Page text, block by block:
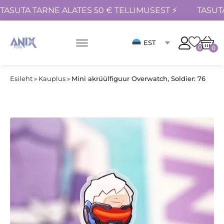
TASUTA TARNE ALATES 50 € TELLIMUSEST ⚡
EST
0 0
Esileht» Kauplus» Mini akrüülfiguur Overwatch, Soldier: 76